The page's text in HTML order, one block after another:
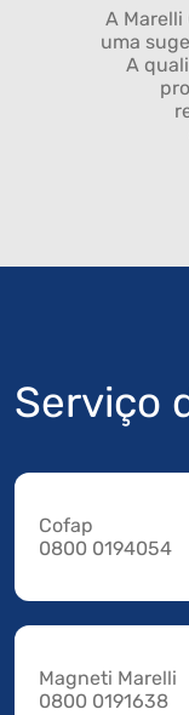
A Marelli
uma
A
Serviço
Cofap
0800 0194054
Magneti Marelli
0800 0191638